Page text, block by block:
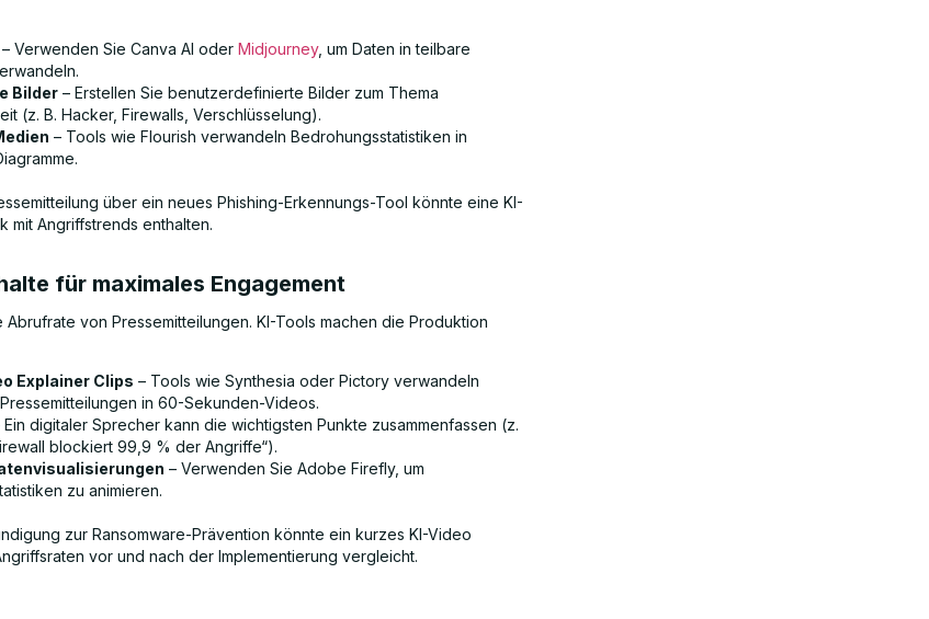
– Verwenden Sie Canva AI oder Midjourney, um Daten in teilbare
Bilder – Erstellen Sie benutzerdefinierte Bilder zum Thema
(z. B. Hacker, Firewalls, Verschlüsselung).
– Tools wie Flourish verwandeln Bedrohungsstatistiken in
über ein neues Phishing-Erkennungs-Tool könnte eine KI-
mit Angriffstrends enthalten.
für maximales Engagement
von Pressemitteilungen. KI-Tools machen die Produktion
Explainer Clips – Tools wie Synthesia oder Pictory verwandeln
in 60-Sekunden-Videos.
Ein digitaler Sprecher kann die wichtigsten Punkte zusammenfassen (z.
blockiert 99,9 % der Angriffe“).
– Verwenden Sie Adobe Firefly, um
zu animieren.
zur Ransomware-Prävention könnte ein kurzes KI-Video
vor und nach der Implementierung vergleicht.